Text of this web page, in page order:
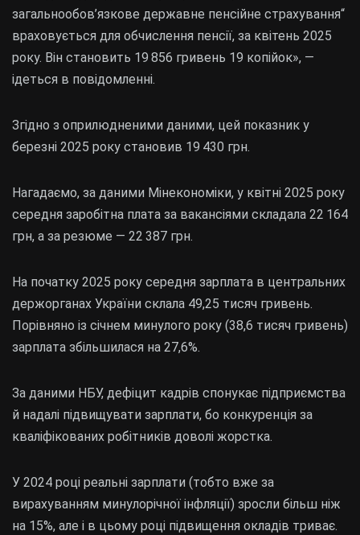
загальнообов’язкове державне пенсійне страхування“
враховується для обчислення пенсії, за квітень 2025
року. Він становить 19 856 гривень 19 копійок», —
ідеться в повідомленні.
Згідно з оприлюдненими даними, цей показник у
березні 2025 року становив 19 430 грн.
Нагадаємо, за даними Мінекономіки, у квітні 2025 року
середня заробітна плата за вакансіями складала 22 164
грн, а за резюме — 22 387 грн.
На початку 2025 року середня зарплата в центральних
держорганах України склала 49,25 тисяч гривень.
Порівняно із січнем минулого року (38,6 тисяч гривень)
зарплата збільшилася на 27,6%.
За даними НБУ, дефіцит кадрів спонукає підприємства
й надалі підвищувати зарплати, бо конкуренція за
кваліфікованих робітників доволі жорстка.
У 2024 році реальні зарплати (тобто вже за
вирахуванням минулорічної інфляції) зросли більш ніж
на 15%, але і в цьому році підвищення окладів триває.